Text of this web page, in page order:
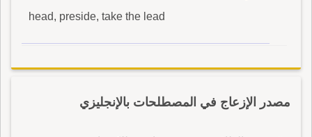
head, preside, take the lead
مصدر الإزعاج في المصطلحات بالإنجليزي